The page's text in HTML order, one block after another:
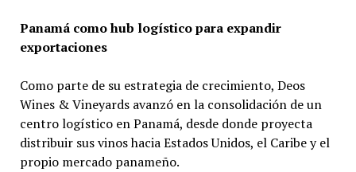
Panamá como hub logístico para expandir
exportaciones
Como parte de su estrategia de crecimiento, Deos
Wines & Vineyards avanzó en la consolidación de un
centro logístico en Panamá, desde donde proyecta
distribuir sus vinos hacia Estados Unidos, el Caribe y el
propio mercado panameño.